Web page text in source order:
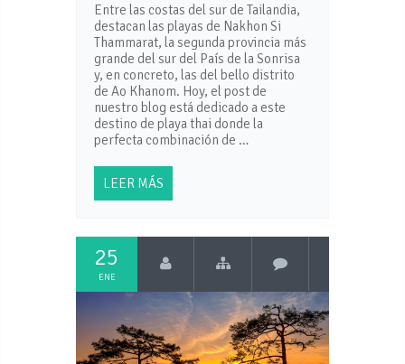
Entre las costas del sur de Tailandia,
destacan las playas de Nakhon Si
Thammarat, la segunda provincia más
grande del sur del País de la Sonrisa
y, en concreto, las del bello distrito
de Ao Khanom. Hoy, el post de
nuestro blog está dedicado a este
destino de playa thai donde la
perfecta combinación de …
LEER MÁS
25
ENE